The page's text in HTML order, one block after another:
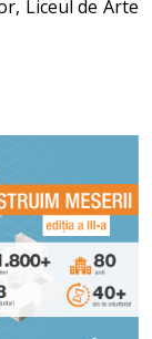
Liceul de Arte